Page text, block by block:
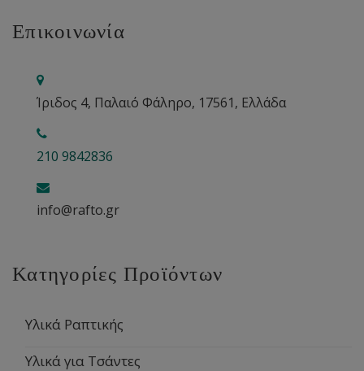
Επικοινωνία
Ίριδος 4, Παλαιό Φάληρο, 17561, Ελλάδα
210 9842836
info@rafto.gr
Κατηγορίες Προϊόντων
Υλικά Ραπτικής
Υλικά για Τσάντες